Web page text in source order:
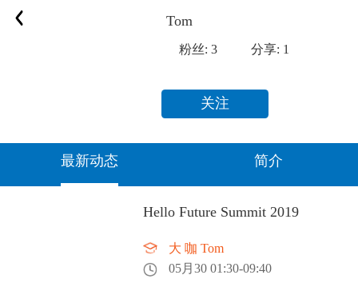
Tom
粉丝: 3 分享: 1
关注
最新动态 简介
Hello Future Summit 2019
大 咖 Tom
05月30 01:30-09:40